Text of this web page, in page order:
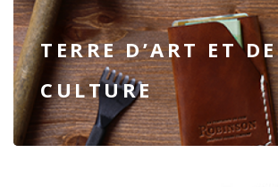
TERRE D’ART ET DE
CULTURE